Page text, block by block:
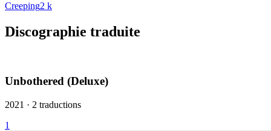
Creeping2 k
Discographie traduite
Unbothered (Deluxe)
2021 · 2 traductions
1